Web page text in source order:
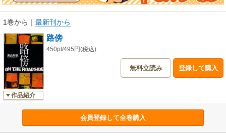
1巻から ｜ 最新刊から
作品紹介
路傍
450pt/495円(税込)
無料立読み 登録して購入
会員登録して全巻購入